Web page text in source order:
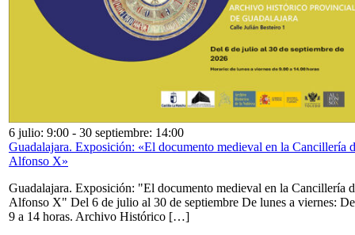
6 julio: 9:00 - 30 septiembre: 14:00
Guadalajara. Exposición: «El documento medieval en la Cancillería
Alfonso X»
Guadalajara. Exposición: "El documento medieval en la Cancillería
Alfonso X" Del 6 de julio al 30 de septiembre De lunes a viernes: De
9 a 14 horas. Archivo Histórico […]